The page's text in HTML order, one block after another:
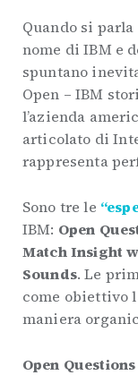
Quando si
nome di IBM e
spuntano
Open – IBM
l’azienda
articolato di
rappresenta
Sono tre le
IBM: Open
Match Insight
Sounds. Le
come obiettivo
maniera
Open